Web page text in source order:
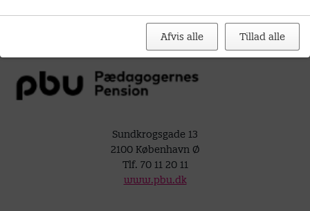
Sundkrogsgade 13
2100 København Ø
Tlf. 70 11 20 11
www.pbu.dk
Afvis alle Tillad alle